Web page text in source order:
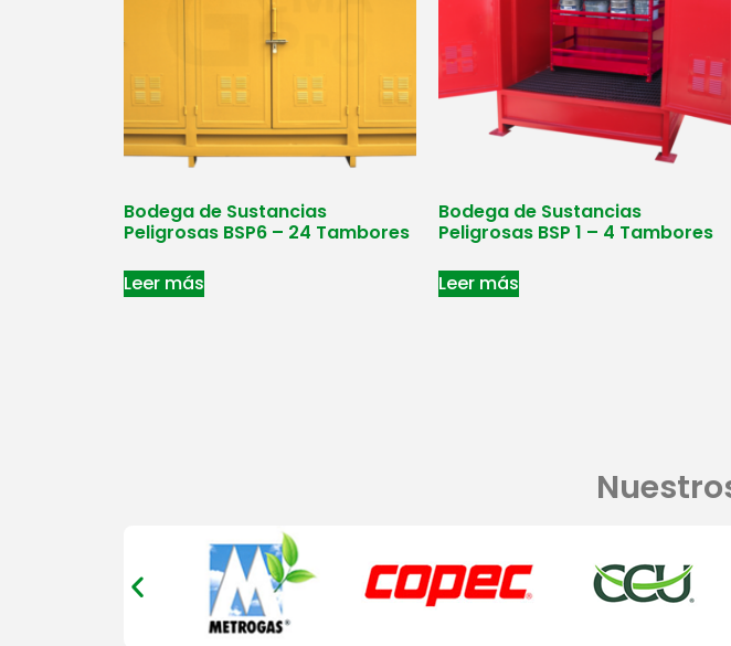
Bodega de Sustancias
Peligrosas BSP6 – 24 Tambores
Leer más
Bodega de Sustancias
Peligrosas BSP 1 – 4 Tambores
Leer más